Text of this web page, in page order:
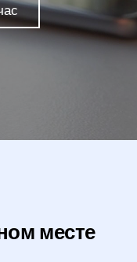
месте